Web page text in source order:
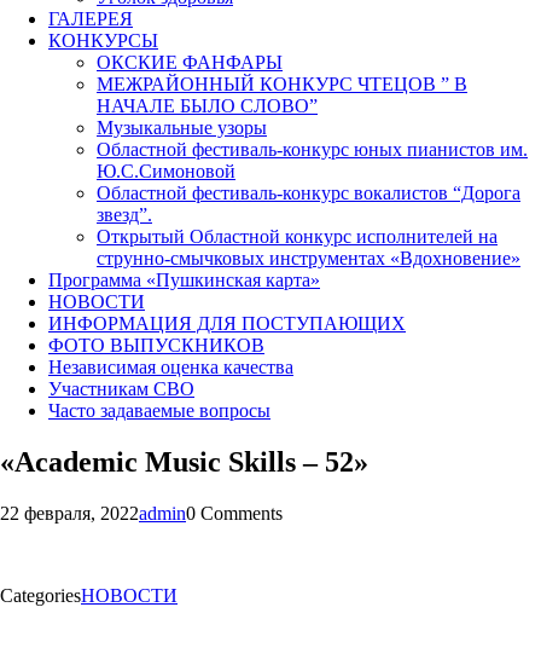
ГАЛЕРЕЯ
КОНКУРСЫ
ОКСКИЕ ФАНФАРЫ
МЕЖРАЙОННЫЙ КОНКУРС ЧТЕЦОВ ” В
НАЧАЛЕ БЫЛО СЛОВО”
Музыкальные узоры
Областной фестиваль-конкурс юных пианистов им.
Ю.С.Симоновой
Областной фестиваль-конкурс вокалистов “Дорога
звезд”.
Открытый Областной конкурс исполнителей на
струнно-смычковых инструментах «Вдохновение»
Программа «Пушкинская карта»
НОВОСТИ
ИНФОРМАЦИЯ ДЛЯ ПОСТУПАЮЩИХ
ФОТО ВЫПУСКНИКОВ
Независимая оценка качества
Участникам СВО
Часто задаваемые вопросы
«Academic Music Skills – 52»
22 февраля, 2022admin0 Comments
CategoriesНОВОСТИ